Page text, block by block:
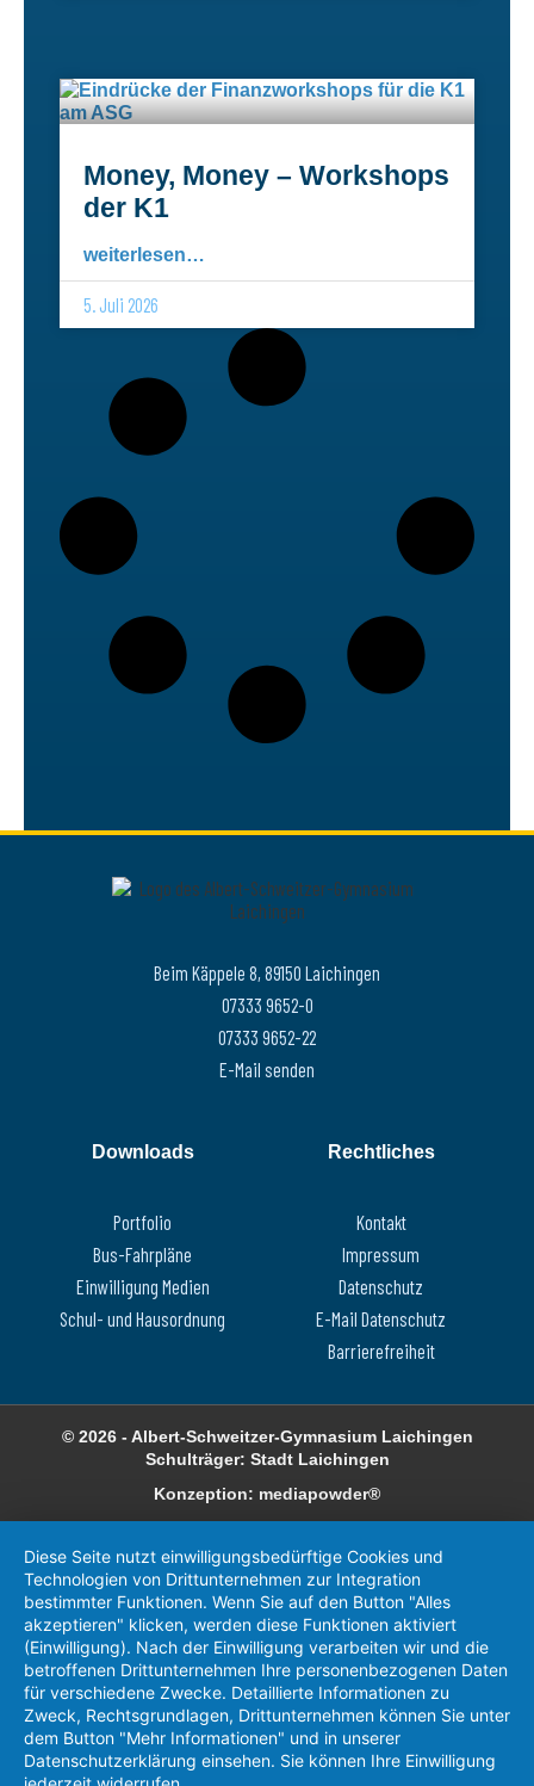
Money, Money – Workshops
der K1
weiterlesen…
5. Juli 2026
Beim Käppele 8, 89150 Laichingen
07333 9652-0
07333 9652-22
E-Mail senden
Downloads
Portfolio
Bus-Fahrpläne
Einwilligung Medien
Schul- und Hausordnung
Rechtliches
Kontakt
Impressum
Datenschutz
E-Mail Datenschutz
Barrierefreiheit
© 2026 - Albert-Schweitzer-Gymnasium Laichingen
Schulträger: Stadt Laichingen
Konzeption: mediapowder®
Diese Seite nutzt einwilligungsbedürftige Cookies und
Technologien von Drittunternehmen zur Integration
bestimmter Funktionen. Wenn Sie auf den Button "Alles
akzeptieren" klicken, werden diese Funktionen aktiviert
(Einwilligung). Nach der Einwilligung verarbeiten wir und die
betroffenen Drittunternehmen Ihre personenbezogenen Daten
für verschiedene Zwecke. Detaillierte Informationen zu
Zweck, Rechtsgrundlagen, Drittunternehmen können Sie unter
dem Button "Mehr Informationen" und in unserer
Datenschutzerklärung einsehen. Sie können Ihre Einwilligung